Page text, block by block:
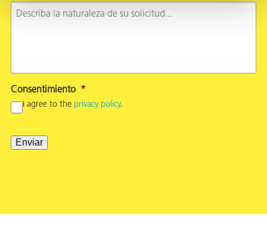
Consentimiento *
I agree to the privacy policy.
Enviar